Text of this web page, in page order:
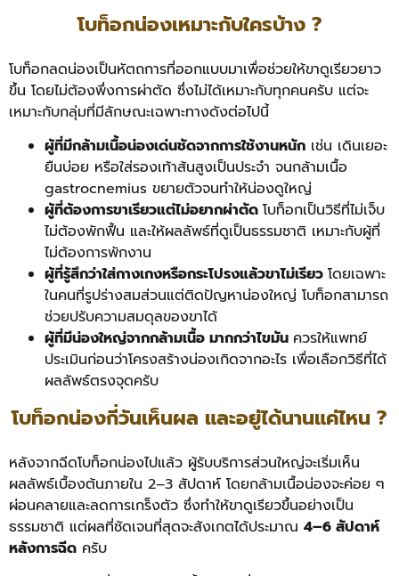
โบท็อกน่องเหมาะกับใครบ้าง ?
โบท็อกลดน่องเป็นหัตถการที่ออกแบบมาเพื่อช่วยให้ขาดูเรียวยาว
ขึ้น โดยไม่ต้องพึ่งการผ่าตัด ซึ่งไม่ได้เหมาะกับทุกคนครับ แต่จะ
เหมาะกับกลุ่มที่มีลักษณะเฉพาะทางดังต่อไปนี้
ผู้ที่มีกล้ามเนื้อน่องเด่นชัดจากการใช้งานหนัก เช่น เดินเยอะ
ยืนบ่อย หรือใส่รองเท้าส้นสูงเป็นประจำ จนกล้ามเนื้อ
gastrocnemius ขยายตัวจนทำให้น่องดูใหญ่
ผู้ที่ต้องการขาเรียวแต่ไม่อยากผ่าตัด โบท็อกเป็นวิธีที่ไม่เจ็บ
ไม่ต้องพักฟื้น และให้ผลลัพธ์ที่ดูเป็นธรรมชาติ เหมาะกับผู้ที่
ไม่ต้องการพักงาน
ผู้ที่รู้สึกว่าใส่กางเกงหรือกระโปรงแล้วขาไม่เรียว โดยเฉพาะ
ในคนที่รูปร่างสมส่วนแต่ติดปัญหาน่องใหญ่ โบท็อกสามารถ
ช่วยปรับความสมดุลของขาได้
ผู้ที่มีน่องใหญ่จากกล้ามเนื้อ มากกว่าไขมัน ควรให้แพทย์
ประเมินก่อนว่าโครงสร้างน่องเกิดจากอะไร เพื่อเลือกวิธีที่ได้
ผลลัพธ์ตรงจุดครับ
โบท็อกน่องกี่วันเห็นผล และอยู่ได้นานแค่ไหน ?
หลังจากฉีดโบท็อกน่องไปแล้ว ผู้รับบริการส่วนใหญ่จะเริ่มเห็น
ผลลัพธ์เบื้องต้นภายใน 2–3 สัปดาห์ โดยกล้ามเนื้อน่องจะค่อย ๆ
ผ่อนคลายและลดการเกร็งตัว ซึ่งทำให้ขาดูเรียวขึ้นอย่างเป็น
ธรรมชาติ แต่ผลที่ชัดเจนที่สุดจะสังเกตได้ประมาณ 4–6 สัปดาห์
หลังการฉีด ครับ